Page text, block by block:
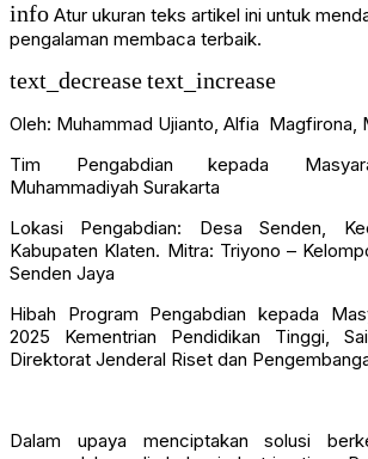
info Atur ukuran teks artikel ini untuk
pengalaman membaca terbaik.
text_decreasetext_increase
Oleh: Muhammad Ujianto, Alfia Magfirona,
Tim Pengabdian kepada
Muhammadiyah Surakarta
Lokasi Pengabdian: Desa Senden,
Kabupaten Klaten. Mitra: Triyono –
Senden Jaya
Hibah Program Pengabdian kepada
2025 Kementrian Pendidikan Tinggi,
Direktorat Jenderal Riset dan
Dalam upaya menciptakan solusi